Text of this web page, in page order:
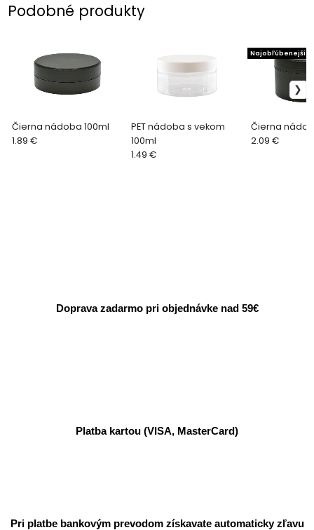
Podobné produkty
Čierna nádoba 100ml
1.89 €
PET nádoba s vekom
100ml
1.49 €
Čierna
Najobľúbenejší
2.09 €
Doprava zadarmo pri objednávke nad 59€
Platba kartou (VISA, MasterCard)
Pri platbe bankovým prevodom získavate automaticky zľavu